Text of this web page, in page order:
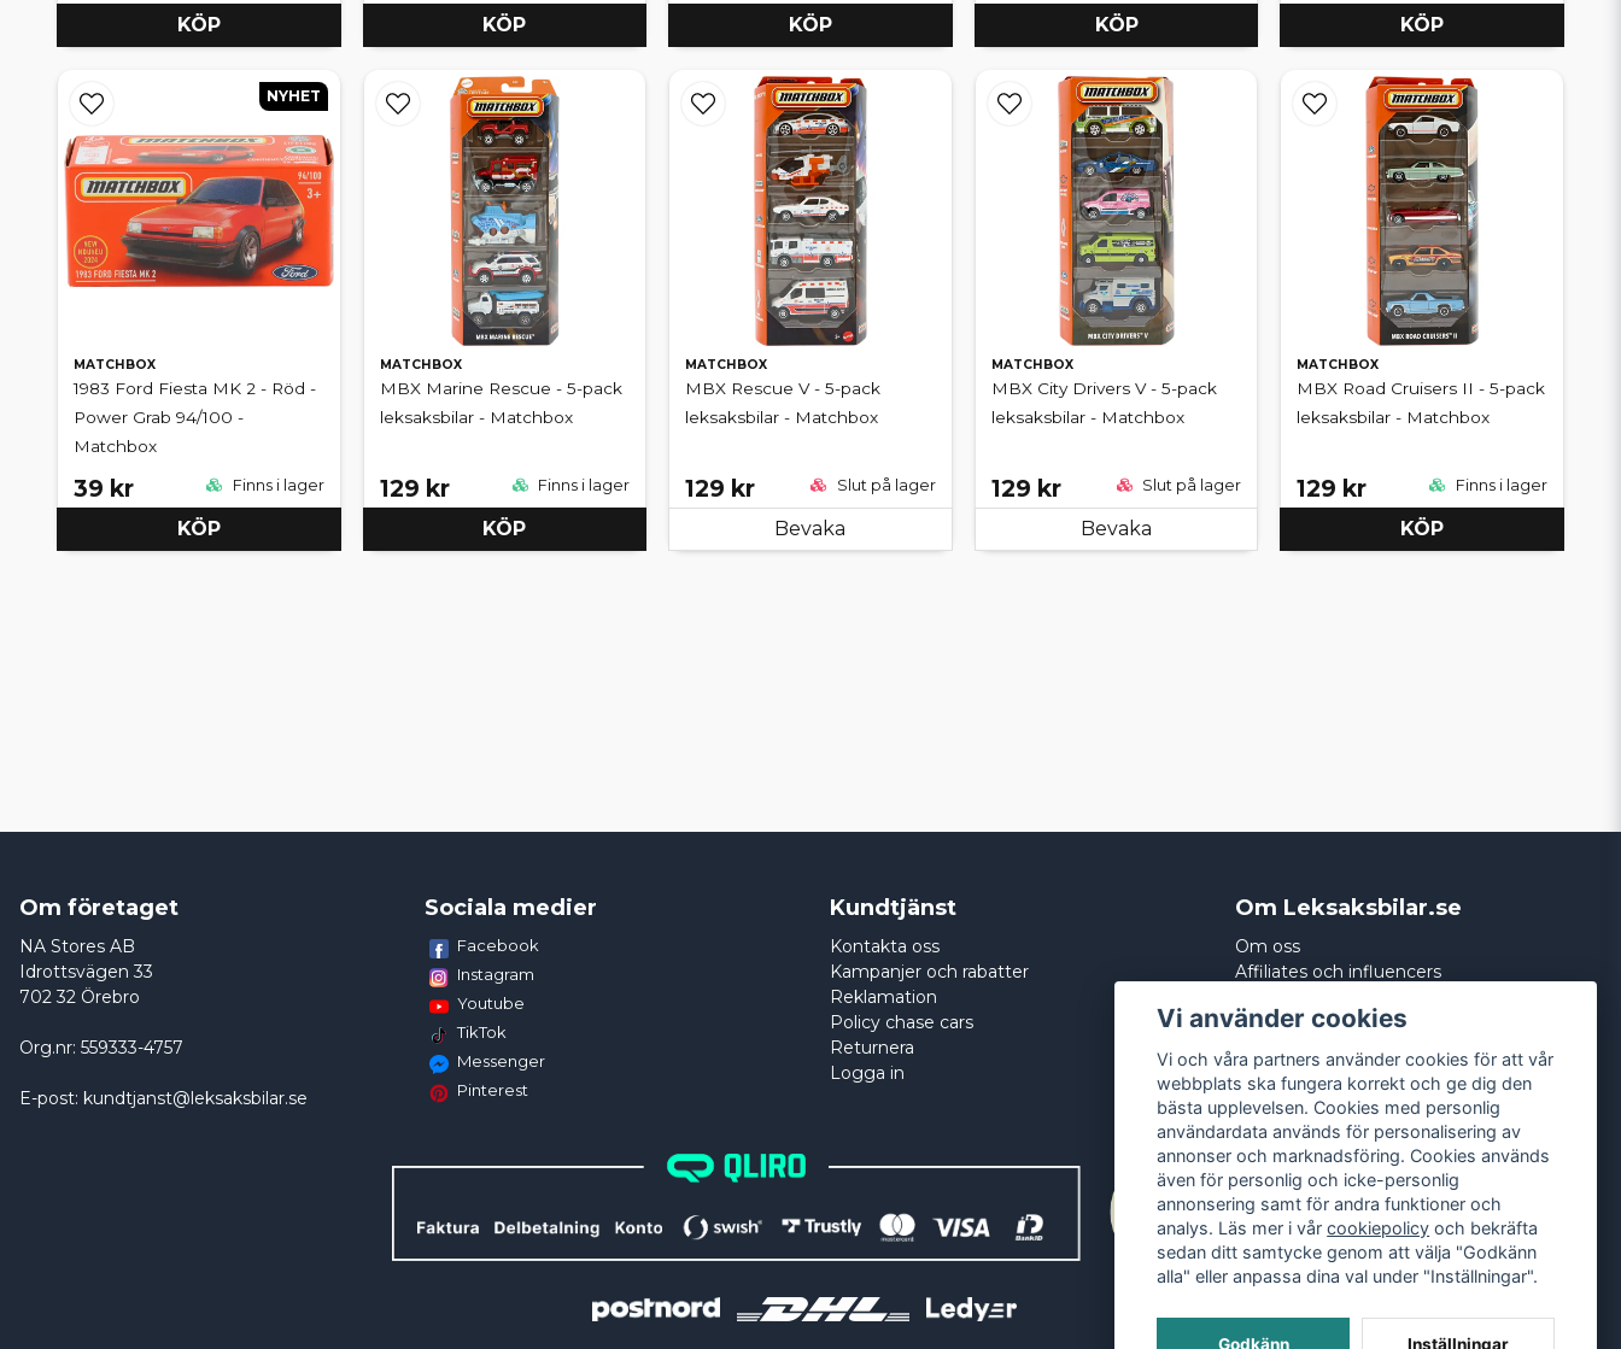
KÖP KÖP KÖP KÖP KÖP
MATCHBOX
1983 Ford Fiesta MK 2 - Röd -
Power Grab 94/100 -
Matchbox
39 kr Finns i lager
KÖP
NYHET
MATCHBOX
MBX Marine Rescue - 5-pack
leksaksbilar - Matchbox
129 kr Finns i lager
KÖP
MATCHBOX
MBX Rescue V - 5-pack
leksaksbilar - Matchbox
129 kr Slut på lager
Bevaka
MATCHBOX
MBX City Drivers V - 5-pack
leksaksbilar - Matchbox
129 kr Slut på lager
Bevaka
MATCHBOX
MBX Road Cruisers II - 5-pack
leksaksbilar - Matchbox
129 kr Finns i lager
KÖP
Om företaget
NA Stores AB
Idrottsvägen 33
702 32 Örebro
Org.nr: 559333-4757
E-post: kundtjanst@leksaksbilar.se
Sociala medier
Facebook
Instagram
Youtube
TikTok
Messenger
Pinterest
Kundtjänst
Kontakta oss
Kampanjer och rabatter
Reklamation
Policy chase cars
Returnera
Logga in
Om Leksaksbilar.se
Om oss
Affiliates och influencers
Integritetspolicy
Vi använder cookies
Vi och våra partners använder cookies för att vår
webbplats ska fungera korrekt och ge dig den
bästa upplevelsen. Cookies med personlig
användardata används för personalisering av
annonser och marknadsföring. Cookies används
även för personlig och icke-personlig
annonsering samt för andra funktioner och
analys. Läs mer i vårcookiepolicy och bekräfta
sedan ditt samtycke genom att välja "Godkänn
alla" eller anpassa dina val under "Inställningar".
Godkänn Inställningar